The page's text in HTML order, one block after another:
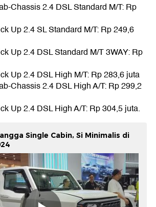
Chassis 2.4 DSL Standard M/T: Rp
Up 2.4 SL Standard M/T: Rp 249,6
Up 2.4 DSL Standard M/T 3WAY: Rp
Up 2.4 DSL High M/T: Rp 283,6 juta
Chassis 2.4 DSL High A/T: Rp 299,2
Up 2.4 DSL High A/T: Rp 304,5 juta.
Single Cabin, Si Minimalis di